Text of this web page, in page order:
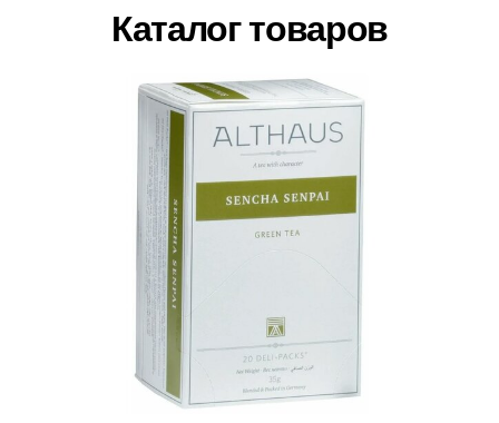
Каталог товаров